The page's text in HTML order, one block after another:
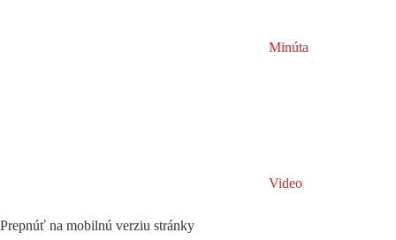
Minúta
Video
Prepnúť na mobilnú verziu stránky